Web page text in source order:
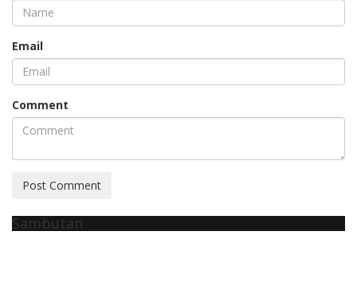
Email
Comment
Post Comment
Sambutan